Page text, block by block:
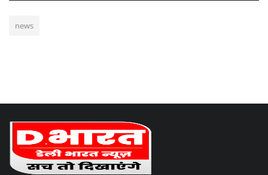
news